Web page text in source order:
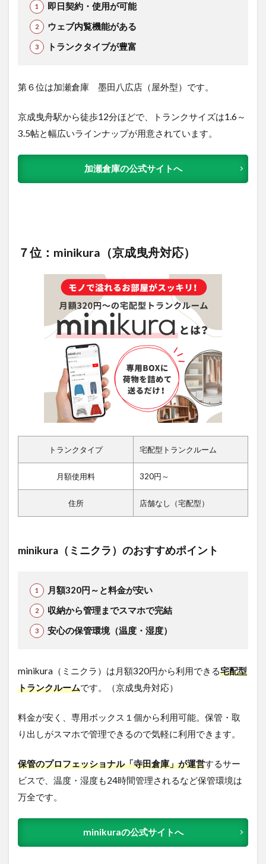
即日契約・使用が可能
ウェブ内覧機能がある
トランクタイプが豊富
第６位は加瀬倉庫 墨田八広店（屋外型）です。
京成曳舟駅から徒歩12分ほどで、トランクサイズは1.6～
3.5帖と幅広いラインナップが用意されています。
加瀬倉庫の公式サイトへ
７位：minikura（京成曳舟対応）
トランクタイプ 宅配型トランクルーム
月額使用料 320円～
住所 店舗なし（宅配型）
minikura（ミニクラ）のおすすめポイント
月額320円～と料金が安い
収納から管理までスマホで完結
安心の保管環境（温度・湿度）
minikura（ミニクラ）は月額320円から利用できる宅配型
トランクルームです。（京成曳舟対応）
料金が安く、専用ボックス１個から利用可能。保管・取
り出しがスマホで管理できるので気軽に利用できます。
保管のプロフェッショナル「寺田倉庫」が運営するサー
ビスで、温度・湿度も24時間管理されるなど保管環境は
万全です。
minikuraの公式サイトへ